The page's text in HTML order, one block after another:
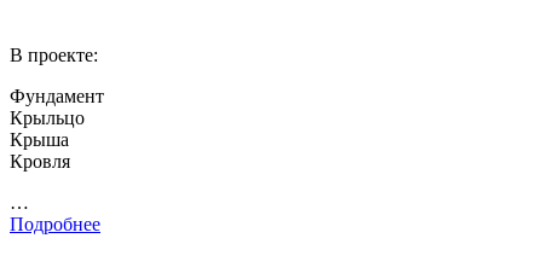
В проекте:
Фундамент
Крыльцо
Крыша
Кровля
…
Подробнее